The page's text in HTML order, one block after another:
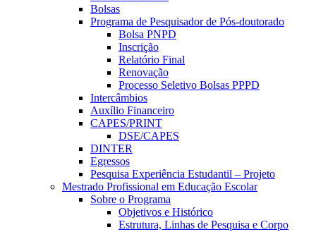
Bolsas
Programa de Pesquisador de Pós-doutorado
Bolsa PNPD
Inscrição
Relatório Final
Renovação
Processo Seletivo Bolsas PPPD
Intercâmbios
Auxílio Financeiro
CAPES/PRINT
DSE/CAPES
DINTER
Egressos
Pesquisa Experiência Estudantil – Projeto
Mestrado Profissional em Educação Escolar
Sobre o Programa
Objetivos e Histórico
Estrutura, Linhas de Pesquisa e Corpo